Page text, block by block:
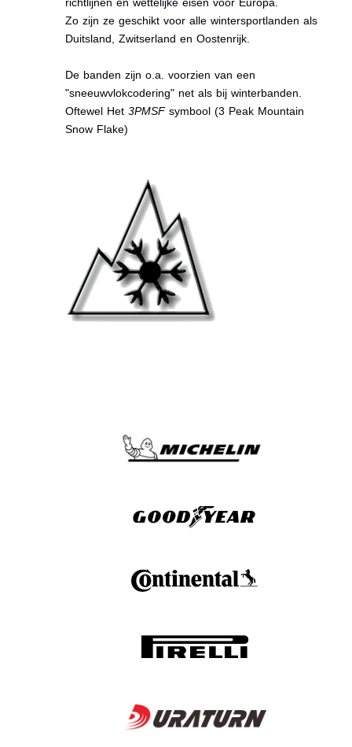
Zo zijn ze geschikt voor alle wintersportlanden als
Duitsland, Zwitserland en Oostenrijk.
De banden zijn o.a. voorzien van een
"sneeuwvlokcodering" net als bij winterbanden.
Oftewel Het3PMSFsymbool (3 Peak Mountain
Snow Flake)